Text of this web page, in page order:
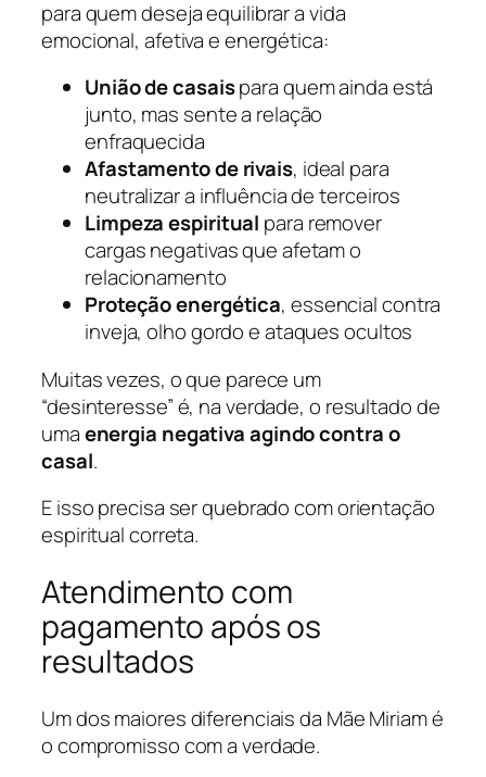
para quem deseja equilibrar a vida
emocional, afetiva e energética:
União de casaispara quem ainda está
junto, mas sente a relação
enfraquecida
Afastamento de rivais, ideal para
neutralizar a influência de terceiros
Limpeza espiritual para remover
cargas negativas que afetam o
relacionamento
Proteção energética, essencial contra
inveja, olho gordo e ataques ocultos
Muitas vezes, o que parece um
“desinteresse” é, na verdade, o resultado de
umaenergia negativa agindo contra o
casal.
E isso precisa ser quebrado com orientação
espiritual correta.
Atendimento com
pagamento após os
resultados
Um dos maiores diferenciais da Mãe Miriam é
o compromisso com a verdade.